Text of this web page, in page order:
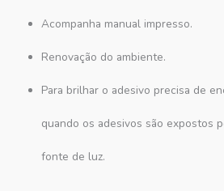
Acompanha manual impresso.
Renovação do ambiente.
Para brilhar o adesivo precisa de
quando os adesivos são expostos
fonte de luz.